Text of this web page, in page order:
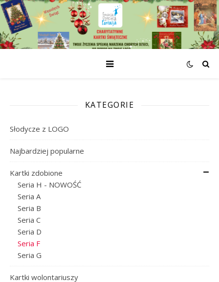
KATEGORIE
Słodycze z LOGO
Najbardziej popularne
Kartki zdobione
Seria H - NOWOŚĆ
Seria A
Seria B
Seria C
Seria D
Seria F
Seria G
Kartki wolontariuszy